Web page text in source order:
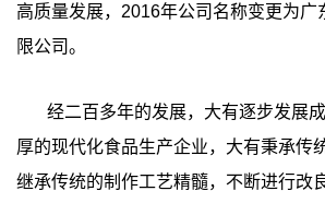
高质量发展，2016年公司名称变更为广
限公司。
经二百多年的发展，大有逐步发展
厚的现代化食品生产企业，大有秉承传
继承传统的制作工艺精髓，不断进行改